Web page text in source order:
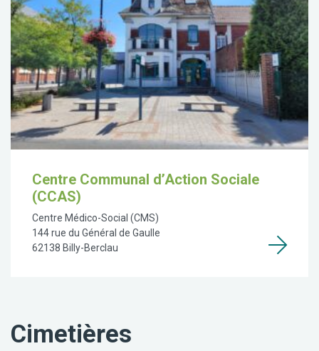
Centre Communal d’Action Sociale
(CCAS)
Centre Médico-Social (CMS)
144 rue du Général de Gaulle
62138 Billy-Berclau
Cimetières